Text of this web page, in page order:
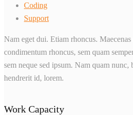
Coding
Support
Nam eget dui. Etiam rhoncus. Maecenas
condimentum rhoncus, sem quam
sem neque sed ipsum. Nam quam
hendrerit id, lorem.
Work Capacity